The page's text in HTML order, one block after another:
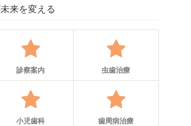
来を変える
診察案内 虫歯治療
小児歯科 歯周病治療